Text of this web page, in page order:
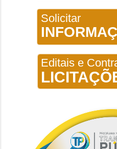
Solicitar
Editais e